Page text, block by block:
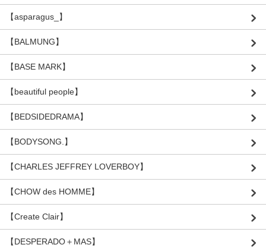
【asparagus_】
【BALMUNG】
【BASE MARK】
【beautiful people】
【BEDSIDEDRAMA】
【BODYSONG.】
【CHARLES JEFFREY LOVERBOY】
【CHOW des HOMME】
【Create Clair】
【DESPERADO＋MAS】